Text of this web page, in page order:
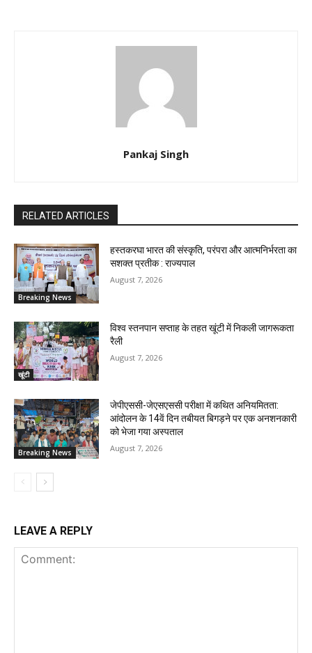
Pankaj Singh
RELATED ARTICLES
Breaking News
हस्तकरघा भारत की संस्कृति, परंपरा और आत्मनिर्भरता का
सशक्त प्रतीक : राज्यपाल
August 7, 2026
खूंटी
विश्व स्तनपान सप्ताह के तहत खूंटी में निकली जागरूकता
रैली
August 7, 2026
Breaking News
जेपीएससी-जेएसएससी परीक्षा में कथित अनियमितता:
आंदोलन के 14वें दिन तबीयत बिगड़ने पर एक अनशनकारी
को भेजा गया अस्पताल
August 7, 2026
LEAVE A REPLY